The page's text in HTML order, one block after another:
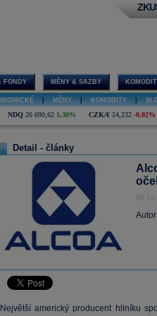
FONDY MĚNY & SAZBY
MĚNY KOMODITY
NDQ 26 690,62 1,30% CZK/€ 24,232 -0,02%
Detail - články
Největší americký producent hliníku